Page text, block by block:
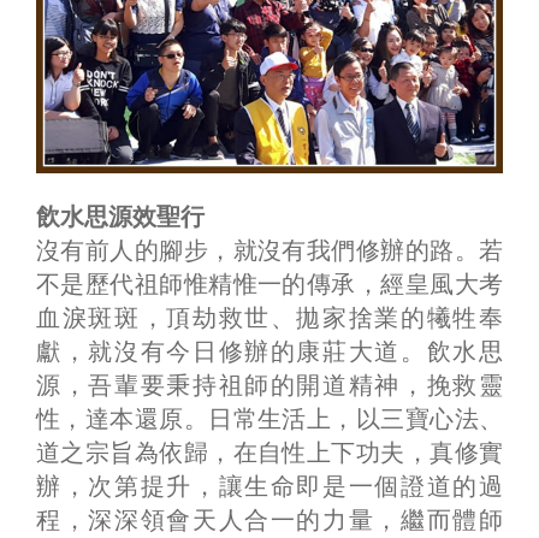
飲水思源效聖行
沒有前人的腳步，就沒有我們修辦的路。若
不是歷代祖師惟精惟一的傳承，經皇風大考
血淚斑斑，頂劫救世、拋家捨業的犧牲奉
獻，就沒有今日修辦的康莊大道。飲水思
源，吾輩要秉持祖師的開道精神，挽救靈
性，達本還原。日常生活上，以三寶心法、
道之宗旨為依歸，在自性上下功夫，真修實
辦，次第提升，讓生命即是一個證道的過
程，深深領會天人合一的力量，繼而體師